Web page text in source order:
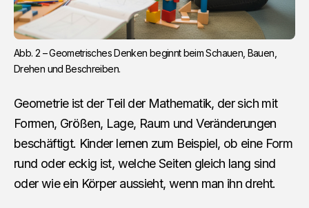
Abb. 2 – Geometrisches Denken beginnt beim Schauen, Bauen,
Drehen und Beschreiben.
Geometrie ist der Teil der Mathematik, der sich mit
Formen, Größen, Lage, Raum und Veränderungen
beschäftigt. Kinder lernen zum Beispiel, ob eine Form
rund oder eckig ist, welche Seiten gleich lang sind
oder wie ein Körper aussieht, wenn man ihn dreht.